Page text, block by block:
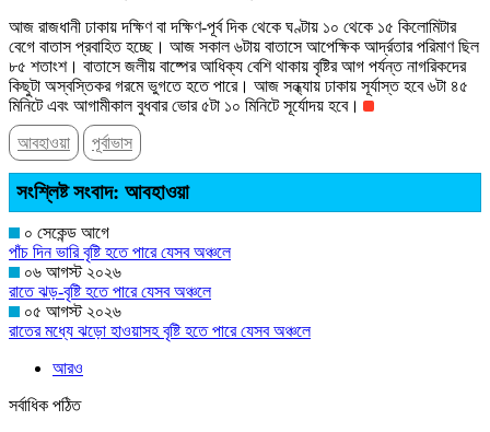
আজ রাজধানী ঢাকায় দক্ষিণ বা দক্ষিণ-পূর্ব দিক থেকে ঘণ্টায় ১০ থেকে ১৫ কিলোমিটার
বেগে বাতাস প্রবাহিত হচ্ছে। আজ সকাল ৬টায় বাতাসে আপেক্ষিক আর্দ্রতার পরিমাণ ছিল
৮৫ শতাংশ। বাতাসে জলীয় বাষ্পের আধিক্য বেশি থাকায় বৃষ্টির আগ পর্যন্ত নাগরিকদের
কিছুটা অস্বস্তিকর গরমে ভুগতে হতে পারে। আজ সন্ধ্যায় ঢাকায় সূর্যাস্ত হবে ৬টা ৪৫
মিনিটে এবং আগামীকাল বুধবার ভোর ৫টা ১০ মিনিটে সূর্যোদয় হবে।
আবহাওয়া
পূর্বাভাস
সংশ্লিষ্ট সংবাদ: আবহাওয়া
০ সেকেন্ড আগে
পাঁচ দিন ভারি বৃষ্টি হতে পারে যেসব অঞ্চলে
০৬ আগস্ট ২০২৬
রাতে ঝড়-বৃষ্টি হতে পারে যেসব অঞ্চলে
০৫ আগস্ট ২০২৬
রাতের মধ্যে ঝড়ো হাওয়াসহ বৃষ্টি হতে পারে যেসব অঞ্চলে
আরও
সর্বাধিক পঠিত